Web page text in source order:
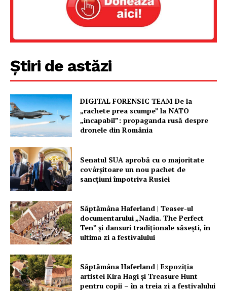
Știri de astăzi
DIGITAL FORENSIC TEAM De la
„rachete prea scumpe” la NATO
„incapabil”: propaganda rusă despre
dronele din România
Senatul SUA aprobă cu o majoritate
covârșitoare un nou pachet de
sancțiuni împotriva Rusiei
Săptămâna Haferland | Teaser-ul
documentarului „Nadia. The Perfect
Ten” şi dansuri tradiţionale săseşti, în
ultima zi a festivalului
Săptămâna Haferland | Expoziţia
artistei Kira Hagi şi Treasure Hunt
pentru copii – în a treia zi a festivalului